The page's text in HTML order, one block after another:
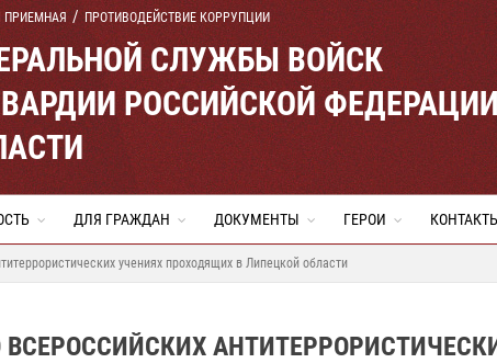
ПРИЕМНАЯ ПРОТИВОДЕЙСТВИЕ КОРРУПЦИИ
СЛУЖБЫ ВОЙСК
РОССИЙСКОЙ
ДЛЯ ГРАЖДАН ДОКУМЕНТЫ ГЕРОИ
учениях проходящих в Липецкой области